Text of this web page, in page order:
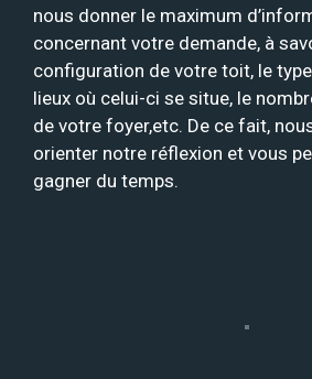
nous donner le maximum
concernant votre demande, à
configuration de votre toit, le
lieux où celui-ci se situe, le
de votre foyer,etc. De ce fait,
orienter notre réflexion et vous
gagner du temps.